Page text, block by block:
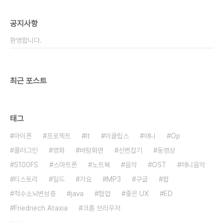
공지사항
환영합니다.
최근 포스트
태그
아이폰 프로젝트 It 이클립스 애니
Op
플러그인
영화 바탕화면 신변잡기
동영상
S100FS
스마트폰 노트북 음악 OST
애니음악
티스토리
일드 가요 MP3 구글
팝
척수소뇌변성증
java 협업 좋은 UX
ED
Friedriech Ataxia
크롬 브라우저